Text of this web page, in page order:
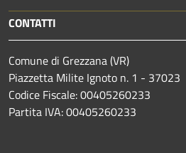
CONTATTI
Comune di Grezzana (VR)
Piazzetta Milite Ignoto n. 1 - 37023
Codice Fiscale: 00405260233
Partita IVA: 00405260233